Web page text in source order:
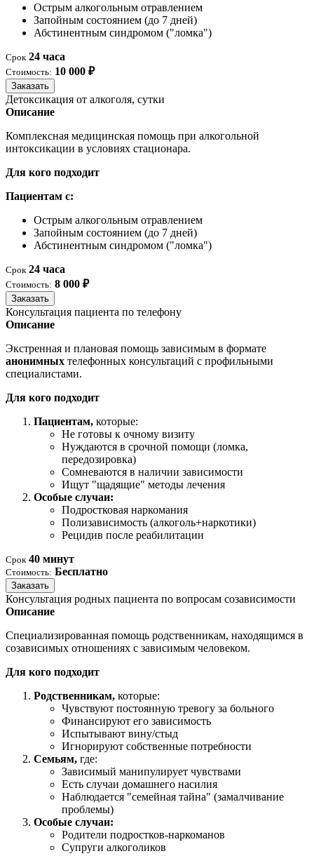
Острым алкогольным отравлением
Запойным состоянием (до 7 дней)
Абстинентным синдромом ("ломка")
Срок 24 часа
Стоимость: 10 000 ₽
Заказать
Детоксикация от алкоголя, сутки
Описание
Комплексная медицинская помощь при алкогольной
интоксикации в условиях стационара.
Для кого подходит
Пациентам с:
Острым алкогольным отравлением
Запойным состоянием (до 7 дней)
Абстинентным синдромом ("ломка")
Срок 24 часа
Стоимость: 8 000 ₽
Заказать
Консультация пациента по телефону
Описание
Экстренная и плановая помощь зависимым в формате
анонимных телефонных консультаций с профильными
специалистами.
Для кого подходит
Пациентам, которые:
Не готовы к очному визиту
Нуждаются в срочной помощи (ломка,
передозировка)
Сомневаются в наличии зависимости
Ищут "щадящие" методы лечения
Особые случаи:
Подростковая наркомания
Полизависимость (алкоголь+наркотики)
Рецидив после реабилитации
Срок 40 минут
Стоимость: Бесплатно
Заказать
Консультация родных пациента по вопросам созависимости
Описание
Специализированная помощь родственникам, находящимся в
созависимых отношениях с зависимым человеком.
Для кого подходит
Родственникам, которые:
Чувствуют постоянную тревогу за больного
Финансируют его зависимость
Испытывают вину/стыд
Игнорируют собственные потребности
Семьям, где:
Зависимый манипулирует чувствами
Есть случаи домашнего насилия
Наблюдается "семейная тайна" (замалчивание
проблемы)
Особые случаи:
Родители подростков-наркоманов
Супруги алкоголиков